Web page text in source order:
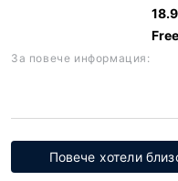
За повече информация:
Повече хотели